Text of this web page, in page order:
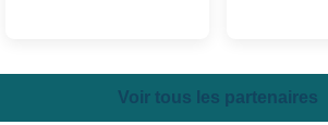
Voir tous les partenaires